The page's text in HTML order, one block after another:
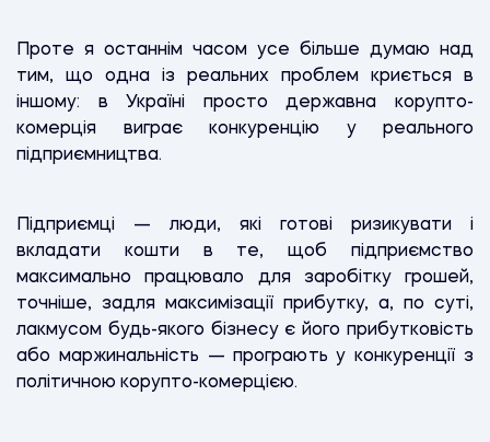
Проте я останнім часом усе більше думаю над
тим, що одна із реальних проблем криється в
іншому: в Україні просто державна корупто-
комерція виграє конкуренцію у реального
підприємництва.
Підприємці — люди, які готові ризикувати і
вкладати кошти в те, щоб підприємство
максимально працювало для заробітку грошей,
точніше, задля максимізації прибутку, а, по суті,
лакмусом будь-якого бізнесу є його прибутковість
або маржинальність — програють у конкуренції з
політичною корупто-комерцією.